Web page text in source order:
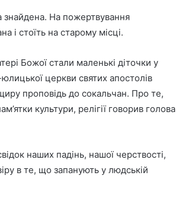
знайдена. На пожертвування
і стоїть на старому місці.
Божої стали маленькі діточки у
церкви святих апостолів
проповідь до сокальчан. Про те,
культури, релігії говорив голова
наших падінь, нашої черствості,
в те, що запанують у людській
На Львівщині 189 ветеранів і родин
загиблих Захисників отримають
компенсацію на житло
переліку 12 закладів, що отримають
держсубвенцію на енергостійкість